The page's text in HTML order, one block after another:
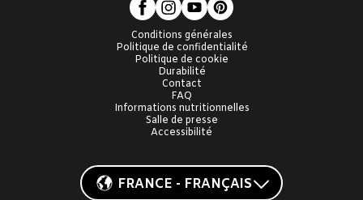
Conditions générales
Politique de confidentialité
Politique de cookie
Durabilité
Contact
FAQ
Informations nutritionnelles
Salle de presse
Accessibilité
FRANCE - FRANÇAIS